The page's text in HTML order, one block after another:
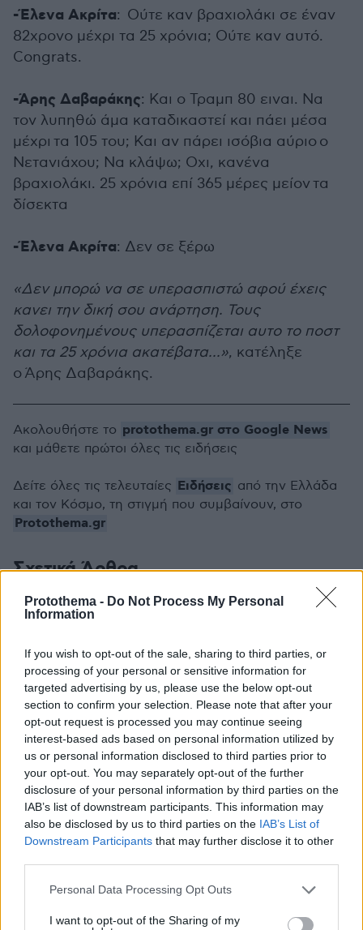
Protothema - Do Not Process My Personal
Information
If you wish to opt-out of the sale, sharing to third parties, or
processing of your personal or sensitive information for
targeted advertising by us, please use the below opt-out
section to confirm your selection. Please note that after your
opt-out request is processed you may continue seeing
interest-based ads based on personal information utilized by
us or personal information disclosed to third parties prior to
your opt-out. You may separately opt-out of the further
disclosure of your personal information by third parties on the
IAB’s list of downstream participants. This information may
also be disclosed by us to third parties on the IAB’s List of
Downstream Participants that may further disclose it to other
Please note that this website/app uses one or more Google
not limited to your visit or usage behaviour. You may click to
Personal Data Processing Opt Outs
I want to opt-out of the Sharing of my
-Έλενα Ακρίτα: Ούτε καν βραχιολάκι σε έναν
82χρονο μέχρι τα 25 χρόνια; Ούτε καν αυτό.
Congrats.
-Άρης Δαβαράκης: Και ο Τραμπ 80 ειναι. Να
τον λυπηθώ άμα καταδικαστεί και πάει μέσα
μέχρι τα 105 του; Και αν πάρει ισόβια αύριο ο
Νετανιάχου; Να κλάψω; Οχι, κανένα
βραχιολάκι. 25 χρόνια επί 365 μέρες μείον τα
δίσεκτα
-Έλενα Ακρίτα: Δεν σε ξέρω
«Δεν μπορώ να σε υπερασπιστώ αφού έχεις
κανει την δική σου ανάρτηση. Τους
δολοφονημένους υπερασπίζεται αυτο το ποστ
και τα 25 χρόνια ακατέβατα...», κατέληξε
οΆρης Δαβαράκης.
Σχετικά Άρθρα
Ακολουθήστε το protothema.gr στο Google News
και μάθετε πρώτοι όλες τις ειδήσεις
Δείτε όλες τις τελευταίες Ειδήσεις από την Ελλάδα
και τον Κόσμο, τη στιγμή που συμβαίνουν, στο
Protothema.gr